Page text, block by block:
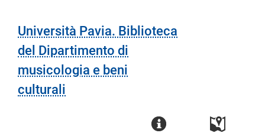
Università Pavia. Biblioteca
del Dipartimento di
musicologia e beni
culturali